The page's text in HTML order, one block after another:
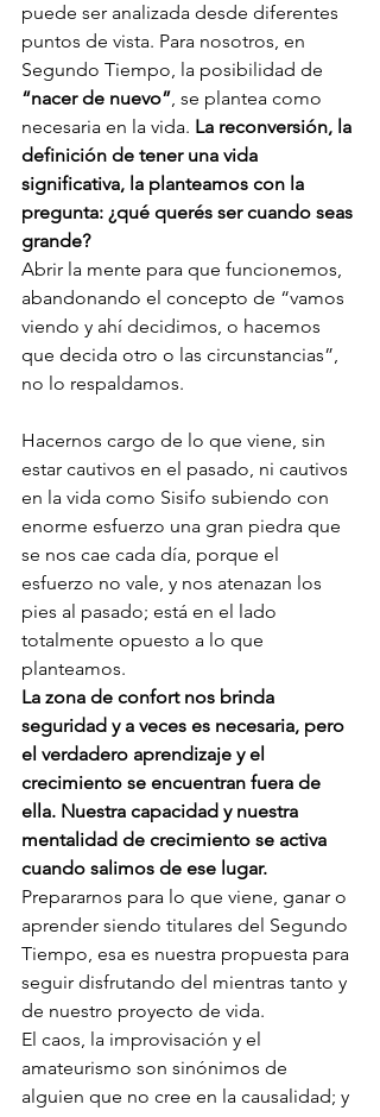
puede ser analizada desde diferentes
puntos de vista. Para nosotros, en
Segundo Tiempo, la posibilidad de
“nacer de nuevo”, se plantea como
necesaria en la vida. La reconversión, la
definición de tener una vida
significativa, la planteamos con la
pregunta: ¿qué querés ser cuando seas
grande?
Abrir la mente para que funcionemos,
abandonando el concepto de “vamos
viendo y ahí decidimos, o hacemos
que decida otro o las circunstancias”,
no lo respaldamos.
Hacernos cargo de lo que viene, sin
estar cautivos en el pasado, ni cautivos
en la vida como Sisifo subiendo con
enorme esfuerzo una gran piedra que
se nos cae cada día, porque el
esfuerzo no vale, y nos atenazan los
pies al pasado; está en el lado
totalmente opuesto a lo que
planteamos.
La zona de confort nos brinda
seguridad y a veces es necesaria, pero
el verdadero aprendizaje y el
crecimiento se encuentran fuera de
ella. Nuestra capacidad y nuestra
mentalidad de crecimiento se activa
cuando salimos de ese lugar.
Prepararnos para lo que viene, ganar o
aprender siendo titulares del Segundo
Tiempo, esa es nuestra propuesta para
seguir disfrutando del mientras tanto y
de nuestro proyecto de vida.
El caos, la improvisación y el
amateurismo son sinónimos de
alguien que no cree en la causalidad; y